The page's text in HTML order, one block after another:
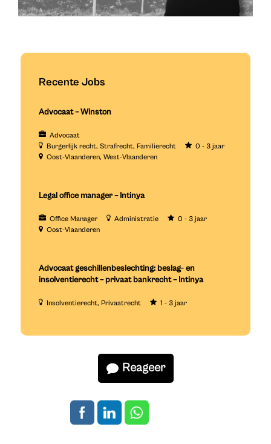
Recente Jobs
Advocaat – Winston
Advocaat
Burgerlijk recht Strafrecht Familierecht
0 - 3 jaar
Oost-Vlaanderen West-Vlaanderen
Legal office manager – Intinya
Office Manager Administratie
0 - 3 jaar
Oost-Vlaanderen
Advocaat geschillenbeslechting: beslag- en
insolventierecht – privaat bankrecht – Intinya
Insolventierecht Privaatrecht 1 - 3 jaar
Reageer